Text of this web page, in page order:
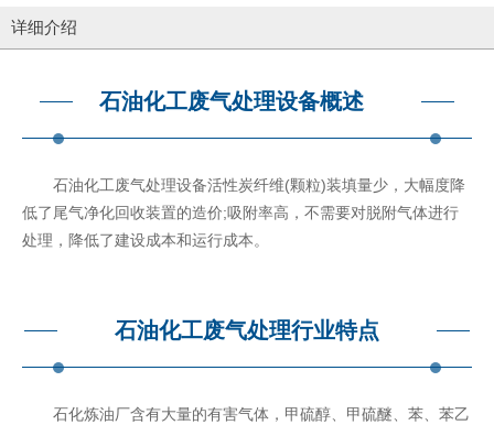
详细介绍
石油化工废气处理设备概述
石油化工废气处理设备活性炭纤维(颗粒)装填量少，大幅度降
低了尾气净化回收装置的造价;吸附率高，不需要对脱附气体进行
处理，降低了建设成本和运行成本。
石油化工废气处理行业特点
石化炼油厂含有大量的有害气体，甲硫醇、甲硫醚、苯、苯乙